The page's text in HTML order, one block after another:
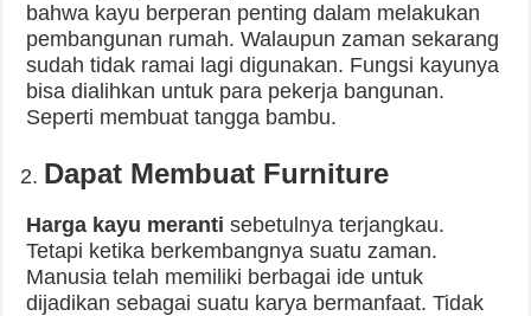
bahwa kayu berperan penting dalam melakukan
pembangunan rumah. Walaupun zaman sekarang
sudah tidak ramai lagi digunakan. Fungsi kayunya
bisa dialihkan untuk para pekerja bangunan.
Seperti membuat tangga bambu.
Dapat Membuat Furniture
Harga kayu merantisebetulnya terjangkau.
Tetapi ketika berkembangnya suatu zaman.
Manusia telah memiliki berbagai ide untuk
dijadikan sebagai suatu karya bermanfaat. Tidak